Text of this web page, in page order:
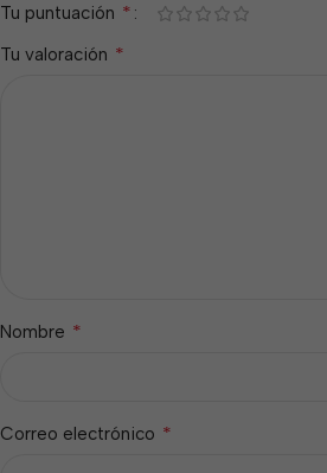
Tu puntuación *
Tu valoración *
Nombre *
Correo electrónico *